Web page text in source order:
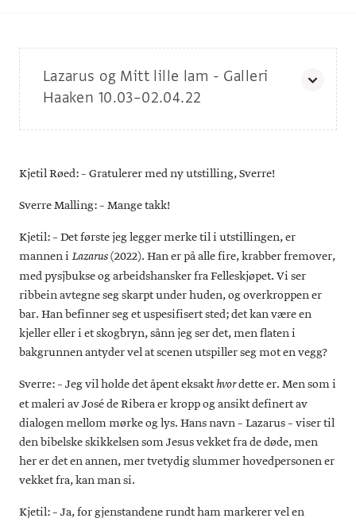
Lazarus og Mitt lille lam - Galleri
Haaken 10.03–02.04.22
I utstillingen «Lazarus og Mitt lille lam» problematiserer
sannhetsbegreper- og hegemonier er forvitret? Hva er
faktakritiske understrømmer og falske nyheter som forgifter
referanser til William Blake, Anne Cath. Vestly,
konspirasjonslitteratur, Bjørn Eidsvåg og svartmetall rundt
om hverandre. Mallings linse setter historiske og
kontemporære fenomener opp mot hverandre og belyser
sprekkene, glipene og spenningene som oppstår i friksjonen.
Portrettfoto: Pernille Sandberg
Kjetil Røed: – Gratulerer med ny utstilling, Sverre!
Sverre Malling: – Mange takk!
Kjetil: – Det første jeg legger merke til i utstillingen, er
mannen iLazarus(2022). Han er på alle fire, krabber fremover,
med pysjbukse og arbeidshansker fra Felleskjøpet. Vi ser
ribbein avtegne seg skarpt under huden, og overkroppen er
bar. Han befinner seg et uspesifisert sted; det kan være en
kjeller eller i et skogbryn, sånn jeg ser det, men flaten i
bakgrunnen antyder vel at scenen utspiller seg mot en vegg?
Sverre: – Jeg vil holde det åpent eksakthvordette er. Men som i
et maleri av José de Ribera er kropp og ansikt definert av
dialogen mellom mørke og lys. Hans navn – Lazarus – viser til
den bibelske skikkelsen som Jesus vekket fra de døde, men
her er det en annen, mer tvetydig slummer hovedpersonen er
vekket fra, kan man si.
Kjetil: – Ja, for gjenstandene rundt ham markerer vel en